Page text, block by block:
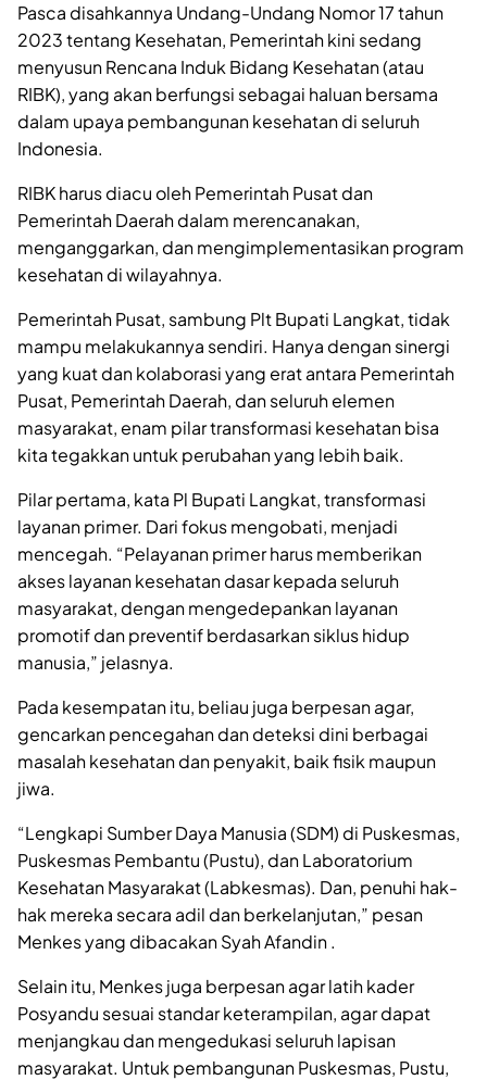
Pasca disahkannya Undang-Undang Nomor 17 tahun
2023 tentang Kesehatan, Pemerintah kini sedang
menyusun Rencana Induk Bidang Kesehatan (atau
RIBK), yang akan berfungsi sebagai haluan bersama
dalam upaya pembangunan kesehatan di seluruh
Indonesia.
RIBK harus diacu oleh Pemerintah Pusat dan
Pemerintah Daerah dalam merencanakan,
menganggarkan, dan mengimplementasikan program
kesehatan di wilayahnya.
Pemerintah Pusat, sambung Plt Bupati Langkat, tidak
mampu melakukannya sendiri. Hanya dengan sinergi
yang kuat dan kolaborasi yang erat antara Pemerintah
Pusat, Pemerintah Daerah, dan seluruh elemen
masyarakat, enam pilar transformasi kesehatan bisa
kita tegakkan untuk perubahan yang lebih baik.
Pilar pertama, kata Pl Bupati Langkat, transformasi
layanan primer. Dari fokus mengobati, menjadi
mencegah. “Pelayanan primer harus memberikan
akses layanan kesehatan dasar kepada seluruh
masyarakat, dengan mengedepankan layanan
promotif dan preventif berdasarkan siklus hidup
manusia,” jelasnya.
Pada kesempatan itu, beliau juga berpesan agar,
gencarkan pencegahan dan deteksi dini berbagai
masalah kesehatan dan penyakit, baik fisik maupun
jiwa.
“Lengkapi Sumber Daya Manusia (SDM) di Puskesmas,
Puskesmas Pembantu (Pustu), dan Laboratorium
Kesehatan Masyarakat (Labkesmas). Dan, penuhi hak-
hak mereka secara adil dan berkelanjutan,” pesan
Menkes yang dibacakan Syah Afandin .
Selain itu, Menkes juga berpesan agar latih kader
Posyandu sesuai standar keterampilan, agar dapat
menjangkau dan mengedukasi seluruh lapisan
masyarakat. Untuk pembangunan Puskesmas, Pustu,